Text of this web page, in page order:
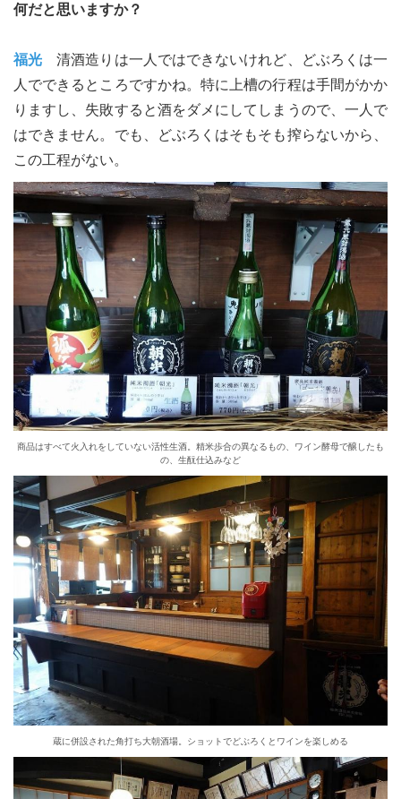
何だと思いますか？
福光 清酒造りは一人ではできないけれど、どぶろくは一
人でできるところですかね。特に上槽の行程は手間がかか
りますし、失敗すると酒をダメにしてしまうので、一人で
はできません。でも、どぶろくはそもそも搾らないから、
この工程がない。
商品はすべて火入れをしていない活性生酒。精米歩合の異なるもの、ワイン酵母で醸したも
の、生酛仕込みなど
蔵に併設された角打ち大朝酒場。ショットでどぶろくとワインを楽しめる